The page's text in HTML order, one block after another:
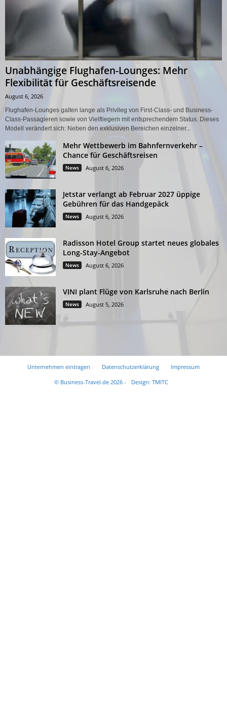
Unabhängige Flughafen-Lounges: Mehr
Flexibilität für Geschäftsreisende
August 6, 2026
Flughafen-Lounges galten lange als Privileg von First-Class- und Business-
Class-Passagieren sowie von Vielfliegern mit entsprechendem Status. Dieses
Modell verändert sich: Neben den exklusiven Bereichen einzelner...
Mehr Wettbewerb im Bahnfernverkehr –
Chance für Geschäftsreisen
News August 6, 2026
Jetstar verlangt ab Februar 2027 üppige
Gebühren für das Handgepäck
News August 6, 2026
Radisson Hotel Group startet neues globales
Long-Stay-Angebot
News August 6, 2026
VINI plant Flüge von Karlsruhe nach Berlin
News August 5, 2026
Unternehmen eintragen Datenschutzerklärung
Impressum
© Business-Travel.de 2026 -
Design: TMITC